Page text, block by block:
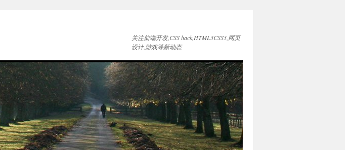
关注前端开发,CSS hack,HTML3CSS3,网页
设计,游戏等新动态